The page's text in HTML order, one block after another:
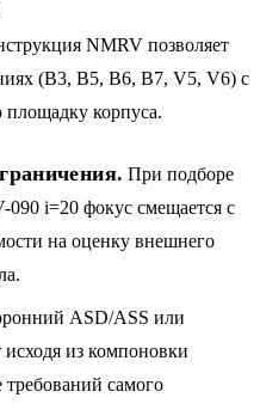
NMRV позволяет
(B3, B5, B6, B7, V5, V6) с
корпуса.
При подборе
090 i=20 фокус смещается с
на оценку внешнего
ASD/ASS или
из компоновки
самого